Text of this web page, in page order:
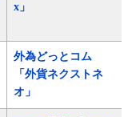
x」
外為どっとコム
「外貨ネクストネ
オ」